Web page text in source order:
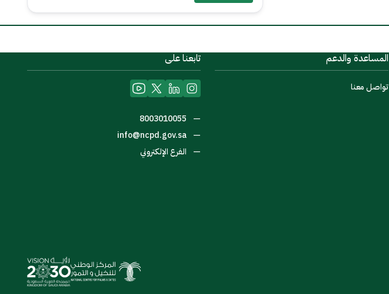
المساعدة والدعم
تواصل معنا
تابعنا على
—
—
info@ncpd.gov.sa
— الفرع الإلكتروني